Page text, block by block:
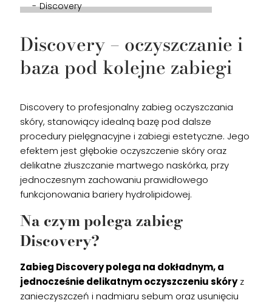
Discovery
Discovery – oczyszczanie i
baza pod kolejne zabiegi
Discovery to profesjonalny zabieg oczyszczania
skóry, stanowiący idealną bazę pod dalsze
procedury pielęgnacyjne i zabiegi estetyczne. Jego
efektem jest głębokie oczyszczenie skóry oraz
delikatne złuszczanie martwego naskórka, przy
jednoczesnym zachowaniu prawidłowego
funkcjonowania bariery hydrolipidowej.
Na czym polega zabieg
Discovery?
Zabieg Discovery polega na dokładnym, a
jednocześnie delikatnym oczyszczeniu skóryz
zanieczyszczeń i nadmiaru sebum oraz usunięciu